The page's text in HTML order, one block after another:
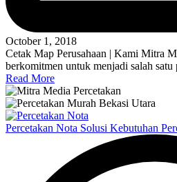
October 1, 2018
Cetak Map Perusahaan | Kami Mitra
berkomitmen untuk menjadi salah
Read More
Percetakan Nota Solusi Kebutuhan